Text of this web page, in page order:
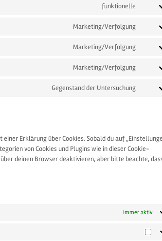
funktionelle
service
Marketing/Verfolgung
service
Marketing/Verfolgung
service
Marketing/Verfolgung
service
Gegenstand der Untersuchung
Erklärung über Cookies. Sobald du auf
von Cookies und Plugins wie in dieser Cookie-
deinen Browser deaktivieren, aber bitte beachte,
Immer aktiv